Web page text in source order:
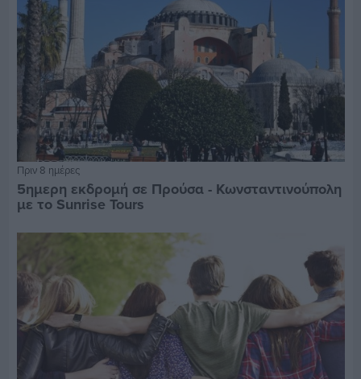
Πριν 8 ημέρες
5ημερη εκδρομή σε Προύσα - Κωνσταντινούπολη
με το Sunrise Tours